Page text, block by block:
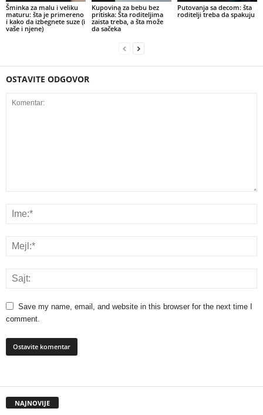
Šminka za malu i veliku
maturu: šta je primereno
i kako da izbegnete suze (i
vaše i njene)
Kupovina za bebu bez
pritiska: Šta roditeljima
zaista treba, a šta može
da sačeka
Putovanja sa decom: šta
roditelji treba da spakuju
OSTAVITE ODGOVOR
Save my name, email, and website in this browser for the next time I
comment.
NAJNOVIJE